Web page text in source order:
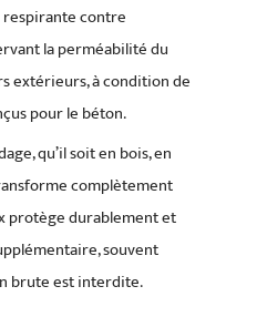
contre
la perméabilité du
extérieurs, à condition de
pour le béton.
qu’il soit en bois, en
complètement
protège durablement et
souvent
brute est interdite.